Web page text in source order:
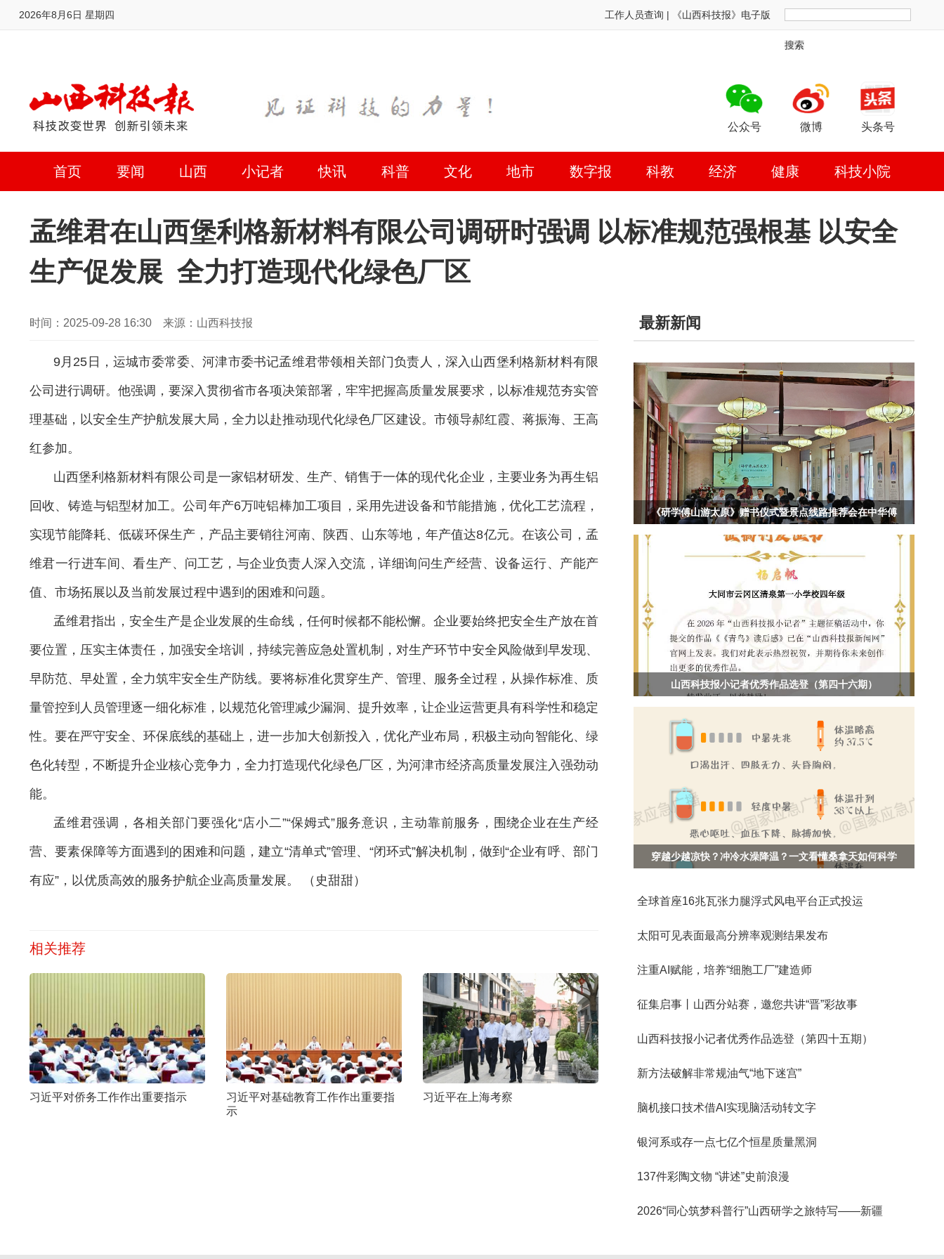
2026年8月6日 星期四 工作人员查询 | 《山西科技报》电子版
搜索
公众号 微博 头条号
首页 要闻 山西 小记者 快讯 科普 文化 地市 数字报 科教 经济 健康 科技小院
孟维君在山西堡利格新材料有限公司调研时强调 以标准规范强根基 以安全
生产促发展 全力打造现代化绿色厂区
时间：2025-09-28 16:30 来源：山西科技报
9月25日，运城市委常委、河津市委书记孟维君带领相关部门负责人，深入山西堡利格新材料有限
公司进行调研。他强调，要深入贯彻省市各项决策部署，牢牢把握高质量发展要求，以标准规范夯实管
理基础，以安全生产护航发展大局，全力以赴推动现代化绿色厂区建设。市领导郝红霞、蒋振海、王高
红参加。
山西堡利格新材料有限公司是一家铝材研发、生产、销售于一体的现代化企业，主要业务为再生铝
回收、铸造与铝型材加工。公司年产6万吨铝棒加工项目，采用先进设备和节能措施，优化工艺流程，
实现节能降耗、低碳环保生产，产品主要销往河南、陕西、山东等地，年产值达8亿元。在该公司，孟
维君一行进车间、看生产、问工艺，与企业负责人深入交流，详细询问生产经营、设备运行、产能产
值、市场拓展以及当前发展过程中遇到的困难和问题。
孟维君指出，安全生产是企业发展的生命线，任何时候都不能松懈。企业要始终把安全生产放在首
要位置，压实主体责任，加强安全培训，持续完善应急处置机制，对生产环节中安全风险做到早发现、
早防范、早处置，全力筑牢安全生产防线。要将标准化贯穿生产、管理、服务全过程，从操作标准、质
量管控到人员管理逐一细化标准，以规范化管理减少漏洞、提升效率，让企业运营更具有科学性和稳定
性。要在严守安全、环保底线的基础上，进一步加大创新投入，优化产业布局，积极主动向智能化、绿
色化转型，不断提升企业核心竞争力，全力打造现代化绿色厂区，为河津市经济高质量发展注入强劲动
能。
孟维君强调， 各相关部门要强化“店小二”“保姆式”服务意识，主动靠前服务，围绕企业在生产经
营、要素保障等方面遇到的困难和问题，建立“清单式”管理、“闭环式”解决机制，做到“企业有呼、部门
有应”，以优质高效的服务护航企业高质量发展。 （史甜甜）
相关推荐
习近平对侨务工作作出重要指示
习近平对基础教育工作作出重要指
示
习近平在上海考察
最新新闻
《研学傅山游太原》赠书仪式暨景点线路推荐会在中华傅
山西科技报小记者优秀作品选登（第四十六期）
穿越少越凉快？冲冷水澡降温？一文看懂桑拿天如何科学
全球首座16兆瓦张力腿浮式风电平台正式投运
太阳可见表面最高分辨率观测结果发布
注重AI赋能，培养“细胞工厂”建造师
征集启事丨山西分站赛，邀您共讲“晋”彩故事
山西科技报小记者优秀作品选登（第四十五期）
新方法破解非常规油气“地下迷宫”
脑机接口技术借AI实现脑活动转文字
银河系或存一点七亿个恒星质量黑洞
137件彩陶文物 “讲述”史前浪漫
2026“同心筑梦科普行”山西研学之旅特写——新疆